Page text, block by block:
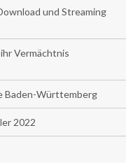
und Streaming
Vermächtnis
Baden-Württemberg
2022